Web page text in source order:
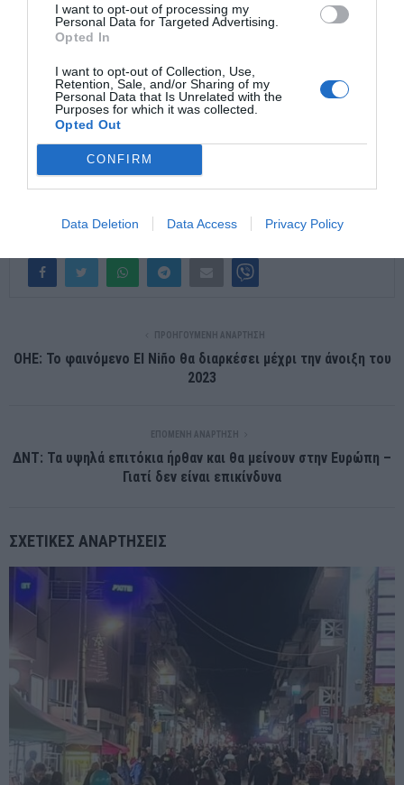
I want to opt-out of processing my
Personal Data for Targeted Advertising.
Opted In
I want to opt-out of Collection, Use,
Retention, Sale, and/or Sharing of my
Personal Data that Is Unrelated with the
Purposes for which it was collected.
Opted Out
CONFIRM
Data Deletion Data Access Privacy Policy
ΠΡΟΗΓΟΎΜΕΝΗ ΑΝΆΡΤΗΣΗ
ΟΗΕ: Το φαινόμενο El Niño θα διαρκέσει μέχρι την άνοιξη του
2023
ΕΠΌΜΕΝΗ ΑΝΆΡΤΗΣΗ
ΔΝΤ: Τα υψηλά επιτόκια ήρθαν και θα μείνουν στην Ευρώπη –
Γιατί δεν είναι επικίνδυνα
ΣΧΕΤΙΚΈΣ ΑΝΑΡΤΉΣΕΙΣ